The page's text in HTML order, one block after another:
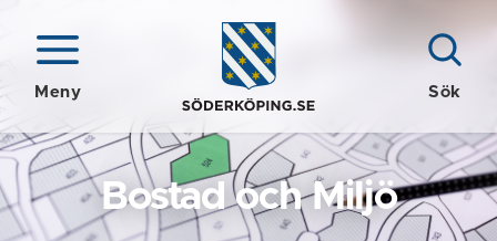
Meny Sök
Bostad och Miljö